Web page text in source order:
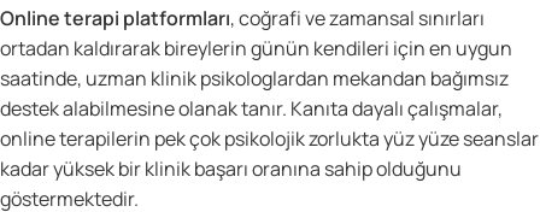
Online terapi platformları, coğrafi ve zamansal sınırları
ortadan kaldırarak bireylerin günün kendileri için en uygun
saatinde, uzman klinik psikologlardan mekandan bağımsız
destek alabilmesine olanak tanır. Kanıta dayalı çalışmalar,
online terapilerin pek çok psikolojik zorlukta yüz yüze seanslar
kadar yüksek bir klinik başarı oranına sahip olduğunu
göstermektedir.